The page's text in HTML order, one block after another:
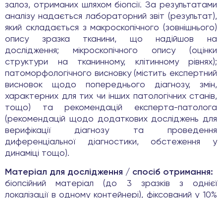
залоз, отриманих шляхом біопсії. За результатами
аналізу надається лабораторний звіт (результат),
який складається з макроскопічного (зовнішнього)
опису зразка тканини, що надійшов на
дослідження; мікроскопічного опису (оцінки
структури на тканинному, клітинному рівнях);
патоморфологічного висновку (містить експертний
висновок щодо попереднього діагнозу, змін,
характерних для тих чи інших патологічних станів,
тощо) та рекомендацій експерта-патолога
(рекомендацій щодо додаткових досліджень для
верифікації діагнозу та проведення
диференціальної діагностики, обстеження у
динаміці тощо).
Матеріал для дослідження / спосіб отримання:
біопсійний матеріал (до 3 зразків з однієї
локалізації в одному контейнері), фіксований у 10%